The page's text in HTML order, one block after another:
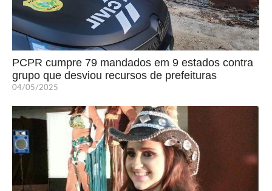
PCPR cumpre 79 mandados em 9 estados contra
grupo que desviou recursos de prefeituras
04/05/2025